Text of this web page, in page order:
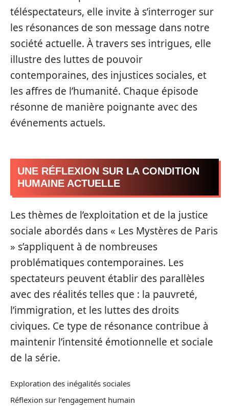
téléspectateurs, elle invite à s’interroger sur
les résonances de son message dans notre
société actuelle. À travers ses intrigues, elle
illustre des luttes de pouvoir
contemporaines, des injustices sociales, et
les affres de l’humanité. Chaque épisode
résonne de manière poignante avec des
événements actuels.
UNE RÉFLEXION SUR LA CONDITION
HUMAINE ACTUELLE
Les thèmes de l’exploitation et de la justice
sociale abordés dans « Les Mystères de Paris
» s’appliquent à de nombreuses
problématiques contemporaines. Les
spectateurs peuvent établir des parallèles
avec des réalités telles que : la pauvreté,
l’immigration, et les luttes des droits
civiques. Ce type de résonance contribue à
maintenir l’intensité émotionnelle et sociale
de la série.
Exploration des inégalités sociales
Réflexion sur l’engagement humain